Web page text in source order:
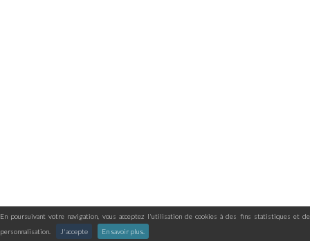
En poursuivant votre navigation, vous acceptez l'utilisation de cookies à des fins statistiques et de
personnalisation.
J'accepte En savoir plus.